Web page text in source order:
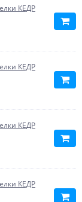
КЕДР
КЕДР
КЕДР
КЕДР